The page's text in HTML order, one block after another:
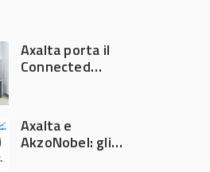
Axalta porta il
Connected
Automechanika
Frankfurt 2026
Axalta e
AkzoNobel: gli